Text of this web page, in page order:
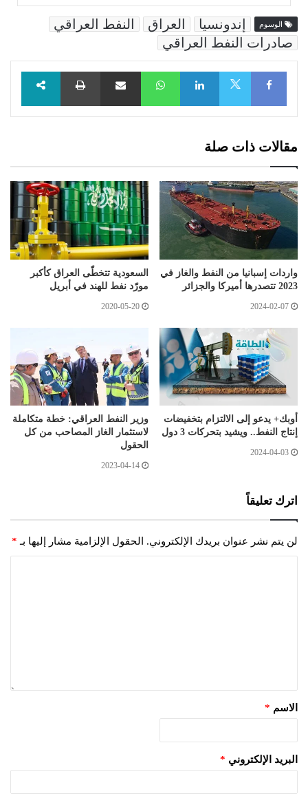
الوسوم إندونسيا العراق
النفط العراقي
صادرات النفط العراقي
Facebook
LinkedIn
WhatsAppمشاركة عبر البريد طباعة
مقالات ذات صلة
واردات إسبانيا من النفط والغاز في
2023 تتصدرها أميركا والجزائر
2024-02-07
السعودية تتخطّى العراق كأكبر
مورّد نفط للهند في أبريل
2020-05-20
أوبك+ يدعو إلى الالتزام بتخفيضات
إنتاج النفط.. ويشيد بتحركات 3 دول
2024-04-03
وزير النفط العراقي: خطة متكاملة
لاستثمار الغاز المصاحب من كل
الحقول
2023-04-14
اترك تعليقاً
لن يتم نشر عنوان بريدك الإلكتروني. الحقول الإلزامية مشار إليها بـ *
الاسم *
البريد الإلكتروني *